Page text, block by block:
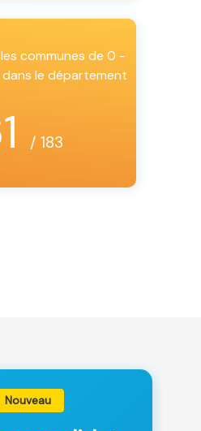
communes de 0 -
le département
/ 183
Nouveau